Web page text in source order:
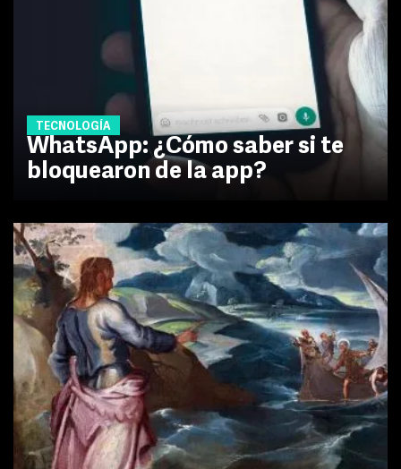
TECNOLOGÍA
WhatsApp: ¿Cómo saber si te
bloquearon de la app?